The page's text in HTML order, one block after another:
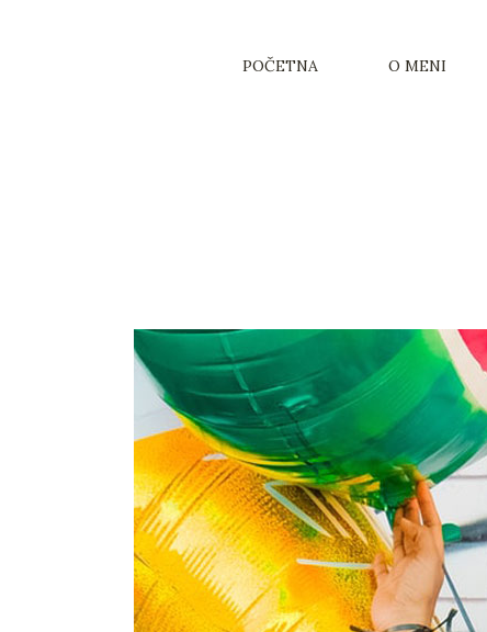
POČETNA O MENI